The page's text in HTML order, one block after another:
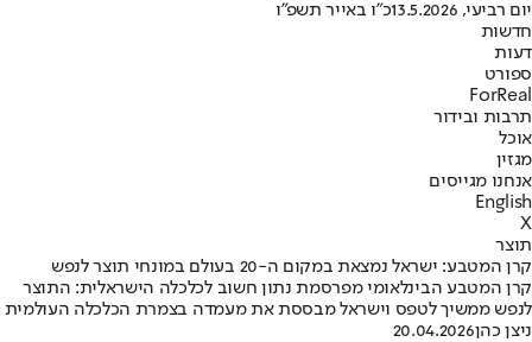
יום רביעי, 13.5.2026
כ"ו באייר תשפ"ו
חדשות
דעות
ספורט
ForReal
תרבות ובידור
אוכל
מגזין
אנחנו מגייסים
English
X
תוצר
קרן המטבע: ישראל נמצאת במקום ה-20 בעולם במונחי תוצר לנפש
קרן המטבע הבינלאומי מפרסמת נתון חשוב לכלכלה הישראלית: התוצר
לנפש ממשיך לטפס וישראל מבססת את מעמדה בצמרת הכלכלה העולמית
ניצן כהן20.04.2026